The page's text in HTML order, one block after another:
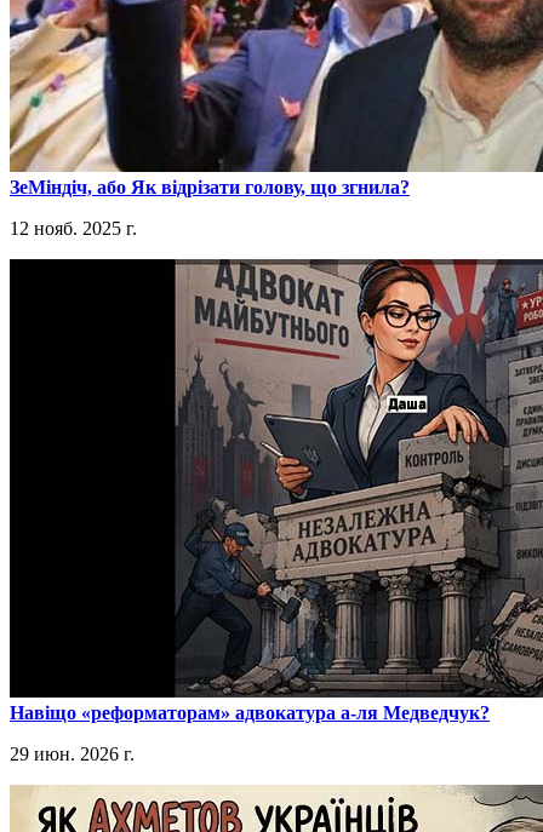
​ЗеМіндіч, або Як відрізати голову, що згнила?
12 нояб. 2025 г.
​Навіщо «реформаторам» адвокатура а-ля Медведчук?
29 июн. 2026 г.